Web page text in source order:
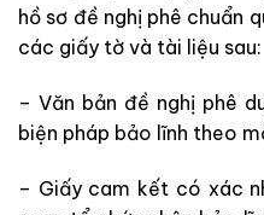
hồ sơ đề nghị phê chuẩn
các giấy tờ và tài liệu sau:
– Văn bản đề nghị phê
biện pháp bảo lĩnh theo
– Giấy cam kết có xác